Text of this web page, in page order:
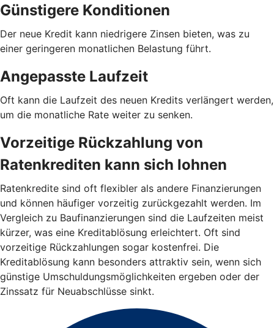
Günstigere Konditionen
Der neue Kredit kann niedrigere Zinsen bieten, was zu
einer geringeren monatlichen Belastung führt.
Angepasste Laufzeit
Oft kann die Laufzeit des neuen Kredits verlängert werden,
um die monatliche Rate weiter zu senken.
Vorzeitige Rückzahlung von
Ratenkrediten kann sich lohnen
Ratenkredite sind oft flexibler als andere Finanzierungen
und können häufiger vorzeitig zurückgezahlt werden. Im
Vergleich zu Baufinanzierungen sind die Laufzeiten meist
kürzer, was eine Kreditablösung erleichtert. Oft sind
vorzeitige Rückzahlungen sogar kostenfrei. Die
Kreditablösung kann besonders attraktiv sein, wenn sich
günstige Umschuldungsmöglichkeiten ergeben oder der
Zinssatz für Neuabschlüsse sinkt.